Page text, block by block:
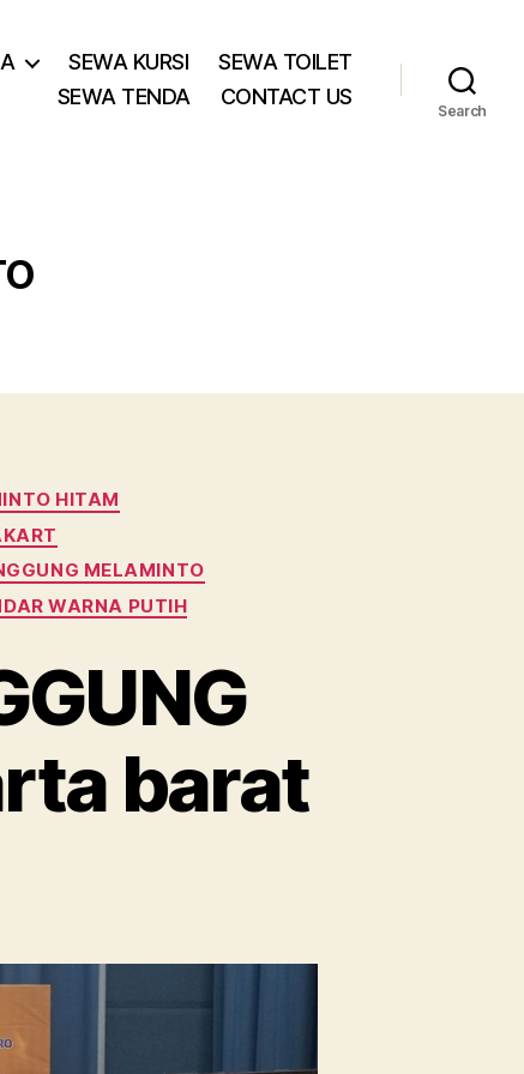
SEWA KURSI
SEWA TOILET
SEWA TENDA
CONTACT US
Search
HITAM
MELAMINTO
WARNA PUTIH
barat